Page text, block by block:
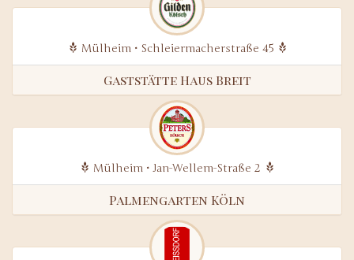
Mülheim • Schleiermacherstraße 45
Gaststätte Haus Breit
Mülheim • Jan-Wellem-Straße 2
Palmengarten Köln